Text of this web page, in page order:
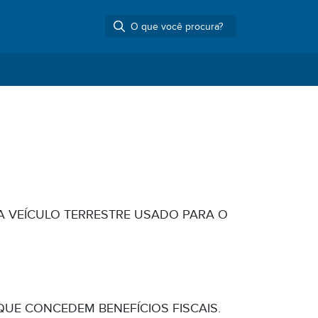
TERRESTRE USADO PARA O
CONCEDEM BENEFÍCIOS FISCAIS.